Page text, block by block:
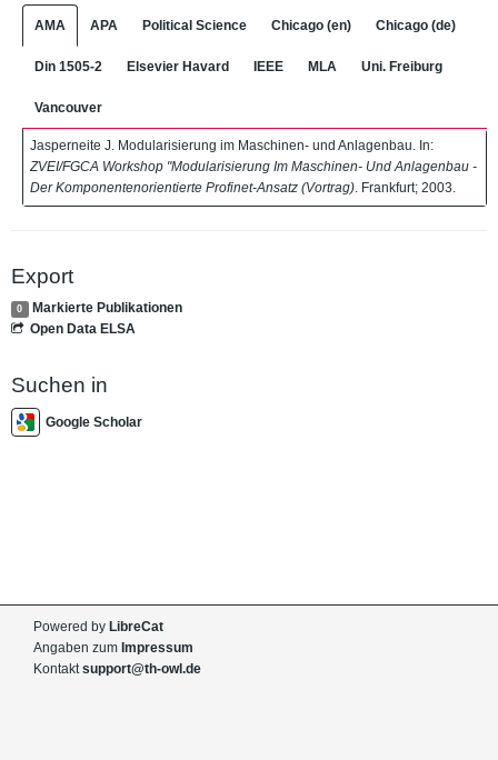
AMA APA Political Science Chicago (en) Chicago (de)
Din 1505-2 Elsevier Havard IEEE MLA Uni. Freiburg
Vancouver
Jasperneite J. Modularisierung im Maschinen- und Anlagenbau. In:
ZVEI/FGCA Workshop "Modularisierung Im Maschinen- Und Anlagenbau -
Der Komponentenorientierte Profinet-Ansatz (Vortrag) . Frankfurt; 2003.
Export
0
Markierte Publikationen
Open Data ELSA
Suchen in
Google Scholar
Powered by LibreCat
Angaben zum Impressum
Kontaktsupport@th-owl.de